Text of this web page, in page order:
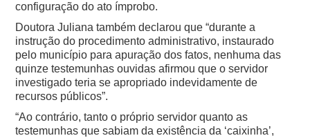
configuração do ato ímprobo.
Doutora Juliana também declarou que “durante a
instrução do procedimento administrativo, instaurado
pelo município para apuração dos fatos, nenhuma das
quinze testemunhas ouvidas afirmou que o servidor
investigado teria se apropriado indevidamente de
recursos públicos”.
“Ao contrário, tanto o próprio servidor quanto as
testemunhas que sabiam da existência da ‘caixinha’,